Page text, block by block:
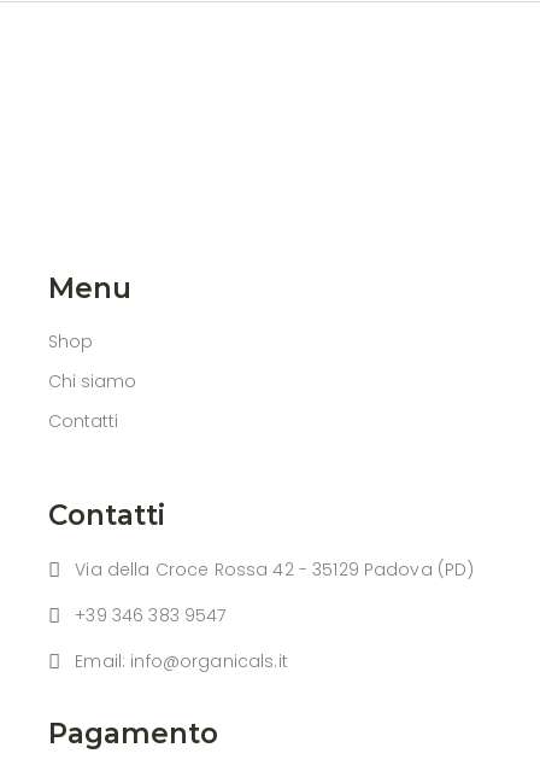
Menu
Shop
Chi siamo
Contatti
Contatti
Via della Croce Rossa 42 - 35129 Padova (PD)
+39 346 383 9547
Email: info@organicals.it
Pagamento